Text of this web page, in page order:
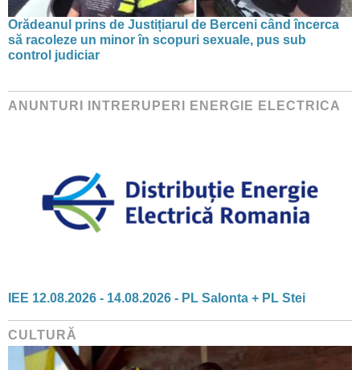
Orădeanul prins de Justițiarul de Berceni când încerca
să racoleze un minor în scopuri sexuale, pus sub
control judiciar
ANUNTURI INTRERUPERI ENERGIE ELECTRICA
IEE 12.08.2026 - 14.08.2026 - PL Salonta + PL Stei
CULTURĂ